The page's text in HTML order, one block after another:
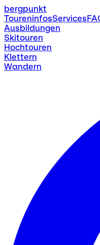
bergpunkt
ToureninfosServices
Ausbildungen
Skitouren
Hochtouren
Klettern
Wandern